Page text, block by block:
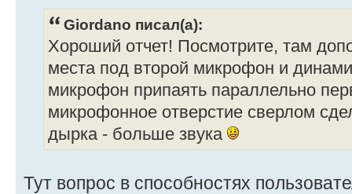
Giordano писал(а):
Хороший отчет! Посмотрите, там
места под второй микрофон и
микрофон припаять параллельно
микрофонное отверстие сверлом
дырка - больше звука
Тут вопрос в способностях